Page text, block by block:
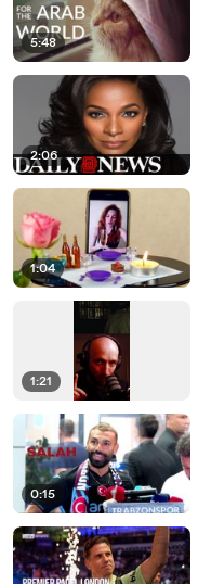
5:48
2:06
1:04
1:21
0:15